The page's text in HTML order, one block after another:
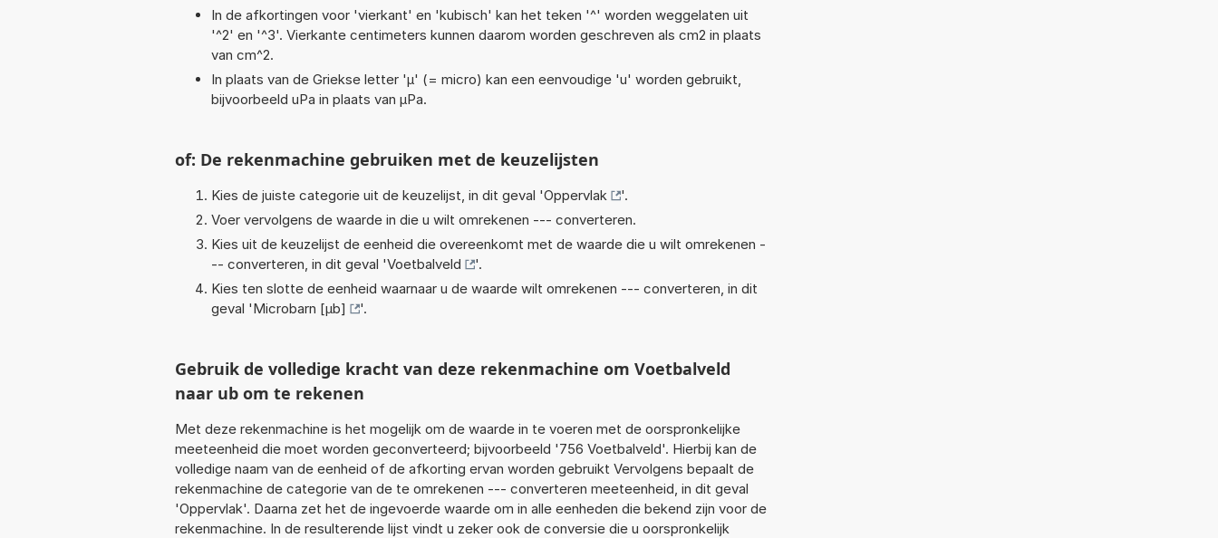
In de afkortingen voor 'vierkant' en 'kubisch' kan het teken '^' worden weggelaten uit
'^2' en '^3'. Vierkante centimeters kunnen daarom worden geschreven als cm2 in plaats
van cm^2.
In plaats van de Griekse letter 'µ' (= micro) kan een eenvoudige 'u' worden gebruikt,
bijvoorbeeld uPa in plaats van µPa.
of: De rekenmachine gebruiken met de keuzelijsten
Kies de juiste categorie uit de keuzelijst, in dit geval 'Oppervlak
'.
Voer vervolgens de waarde in die u wilt omrekenen --- converteren.
Kies uit de keuzelijst de eenheid die overeenkomt met de waarde die u wilt omrekenen -
-- converteren, in dit geval 'Voetbalveld
'.
Kies ten slotte de eenheid waarnaar u de waarde wilt omrekenen --- converteren, in dit
geval 'Microbarn [µb] '.
Gebruik de volledige kracht van deze rekenmachine om Voetbalveld
naar ub om te rekenen
Met deze rekenmachine is het mogelijk om de waarde in te voeren met de oorspronkelijke
meeteenheid die moet worden geconverteerd; bijvoorbeeld '756 Voetbalveld'. Hierbij kan de
volledige naam van de eenheid of de afkorting ervan worden gebruikt Vervolgens bepaalt de
rekenmachine de categorie van de te omrekenen --- converteren meeteenheid, in dit geval
'Oppervlak'. Daarna zet het de ingevoerde waarde om in alle eenheden die bekend zijn voor de
rekenmachine. In de resulterende lijst vindt u zeker ook de conversie die u oorspronkelijk